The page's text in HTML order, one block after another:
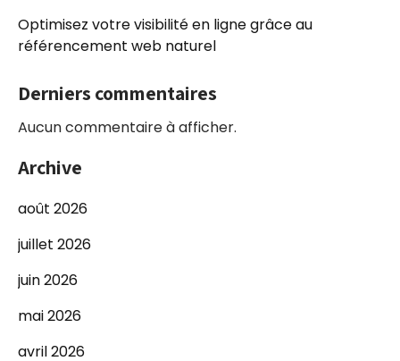
Optimisez votre visibilité en ligne grâce au
référencement web naturel
Derniers commentaires
Aucun commentaire à afficher.
Archive
août 2026
juillet 2026
juin 2026
mai 2026
avril 2026